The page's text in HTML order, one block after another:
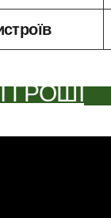
ГРОШІ